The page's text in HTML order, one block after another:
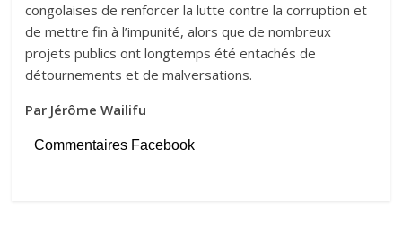
congolaises de renforcer la lutte contre la corruption et
de mettre fin à l’impunité, alors que de nombreux
projets publics ont longtemps été entachés de
détournements et de malversations.
Par Jérôme Wailifu
Commentaires Facebook